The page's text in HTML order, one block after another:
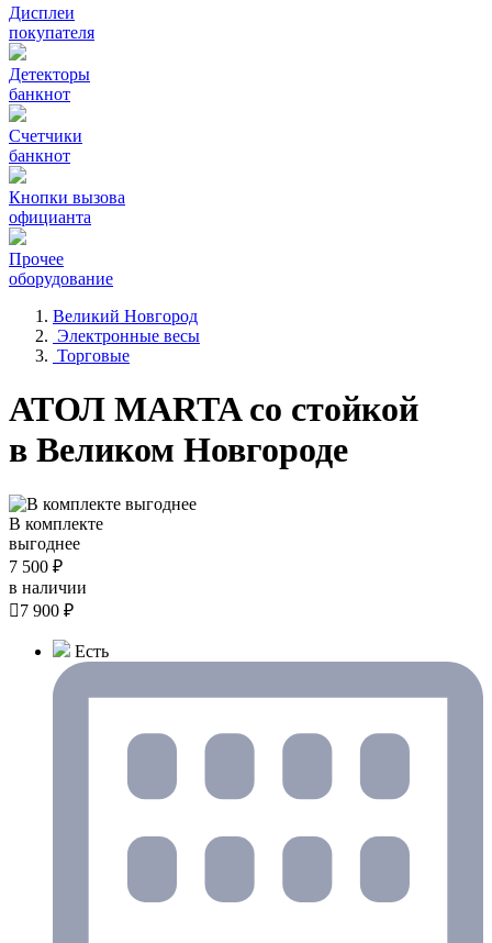
Дисплеи
покупателя
Детекторы
банкнот
Счетчики
банкнот
Кнопки вызова
официанта
Прочее
оборудование
Великий Новгород
Электронные весы
Торговые
АТОЛ MARTA со стойкой
в Великом Новгороде
В комплекте
выгоднее
7 500 ₽
в наличии
7 900 ₽
Есть